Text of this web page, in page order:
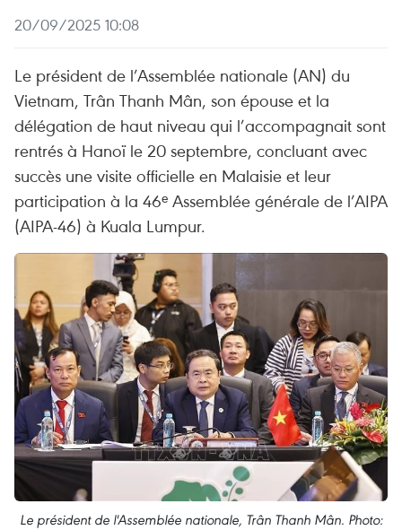
20/09/2025 10:08
Le président de l’Assemblée nationale (AN) du
Vietnam, Trân Thanh Mân, son épouse et la
délégation de haut niveau qui l’accompagnait sont
rentrés à Hanoï le 20 septembre, concluant avec
succès une visite officielle en Malaisie et leur
participation à la 46ᵉ Assemblée générale de l’AIPA
(AIPA-46) à Kuala Lumpur.
Le président de l'Assemblée nationale, Trân Thanh Mân. Photo: